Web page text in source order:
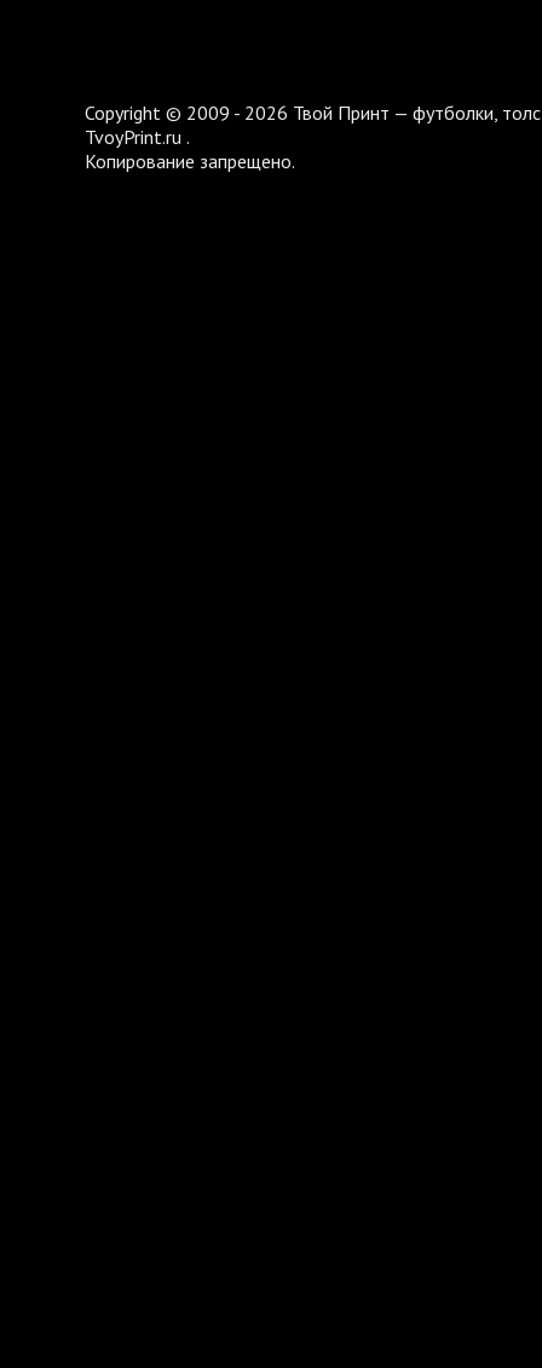
Copyright © 2009 - 2026 Твой Принт — футболки,
TvoyPrint.ru .
Копирование запрещено.